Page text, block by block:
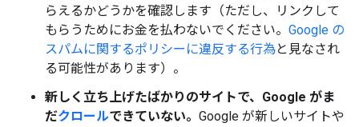
らえるかどうかを確認します（ただし、リンクして
もらうためにお金を払わないでください。 Google の
スパムに関するポリシーに違反する行為と見なされ
る可能性があります）。
新しく立ち上げたばかりのサイトで、Google がま
だクロールできていない。 Google が新しいサイトや